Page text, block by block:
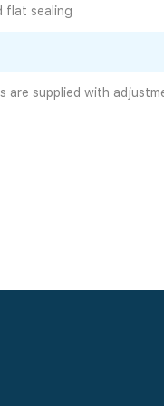
flat sealing
are supplied with